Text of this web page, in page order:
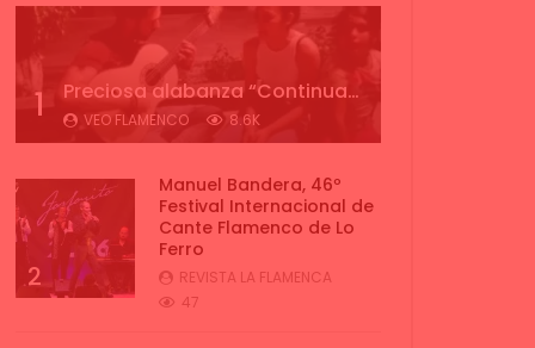
1 Preciosa alabanza “Continua” cantada por ALBA CORTES acompañada de IVAN a la guitarra | VEOFLAMENCO
VEO FLAMENCO 8.6K
2
Manuel Bandera, 46º
Festival Internacional de
Cante Flamenco de Lo
Ferro
REVISTA LA FLAMENCA
47